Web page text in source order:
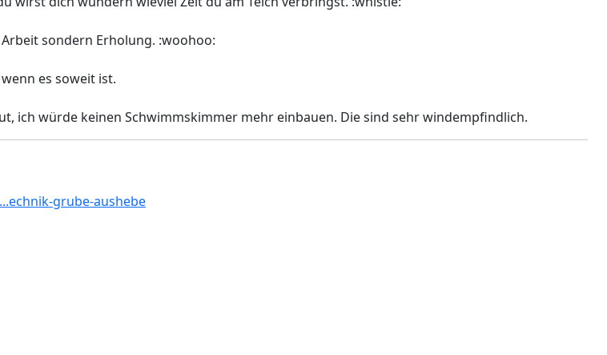
sondern Erholung. :woohoo:
es soweit ist.
ich würde keinen Schwimmskimmer mehr einbauen. Die sind sehr windempfindlich.
grube-aushebe